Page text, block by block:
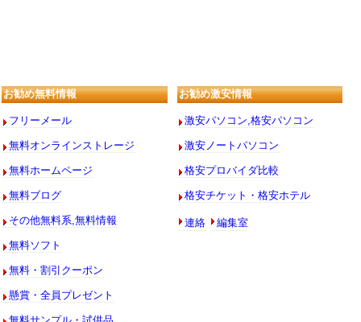
お勧め無料情報
フリーメール
無料オンラインストレージ
無料ホームページ
無料ブログ
その他無料系,無料情報
無料ソフト
無料・割引クーポン
懸賞・全員プレゼント
お勧め激安情報
激安パソコン,格安パソコン
激安ノートパソコン
格安プロバイダ比較
格安チケット・格安ホテル
連絡 編集室